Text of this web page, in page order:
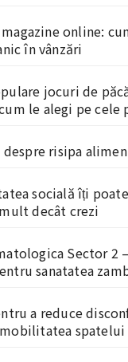
online:
în vânzări
jocuri de
le alegi pe
despre risipa
socială îți
decât crezi
Sector 2
sanatatea
a reduce
spatelui